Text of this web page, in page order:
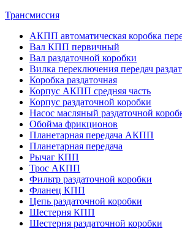
Трансмиссия
АКПП автоматическая коробка
Вал КПП первичный
Вал раздаточной коробки
Вилка переключения передач
Коробка раздаточная
Корпус АКПП средняя часть
Корпус раздаточной коробки
Насос масляный раздаточной
Обойма фрикционов
Планетарная передача АКПП
Планетарная передача
Рычаг КПП
Трос АКПП
Фильтр раздаточной коробки
Фланец КПП
Цепь раздаточной коробки
Шестерня КПП
Шестерня раздаточной коробки